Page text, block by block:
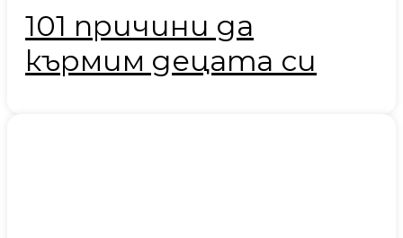
101 причини да
кърмим децата си